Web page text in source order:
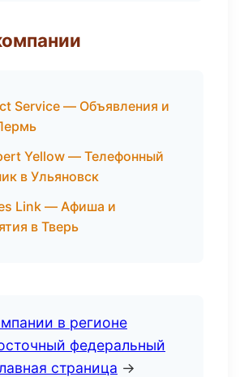
Service — Объявления и
Yellow — Телефонный
в Ульяновск
Link — Афиша и
в Тверь
в регионе
федеральный
страница →